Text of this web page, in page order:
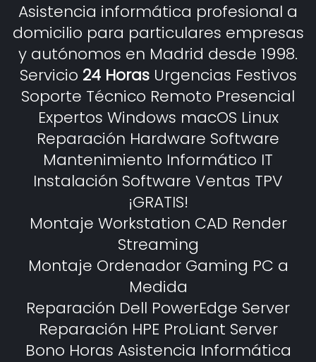
Asistencia informática profesional a
domicilio para particulares empresas
y autónomos en Madrid desde 1998.
Servicio 24 HorasUrgencias Festivos
Soporte Técnico Remoto Presencial
Expertos Windows macOS Linux
Reparación Hardware Software
Mantenimiento Informático IT
Instalación Software Ventas TPV
¡GRATIS!
Montaje Workstation CAD Render
Streaming
Montaje Ordenador Gaming PC a
Medida
Reparación Dell PowerEdge Server
Reparación HPE ProLiant Server
Bono Horas Asistencia Informática